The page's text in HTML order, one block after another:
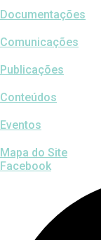
Documentações
Comunicações
Publicações
Conteúdos
Eventos
Mapa do Site
Facebook